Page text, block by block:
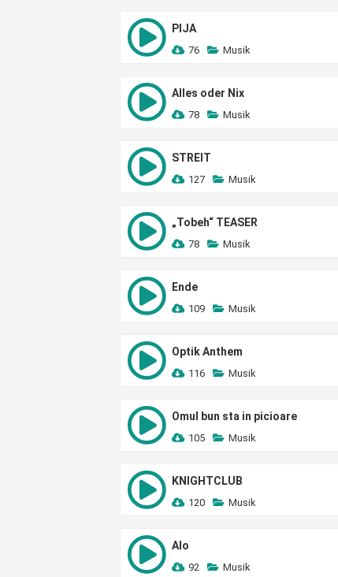
PIJA
76 Musik
Alles oder Nix
78 Musik
STREIT
127 Musik
„Tobeh“ TEASER
78 Musik
Ende
109 Musik
Optik Anthem
116 Musik
Omul bun sta in picioare
105 Musik
KNIGHTCLUB
120 Musik
Alo
92 Musik